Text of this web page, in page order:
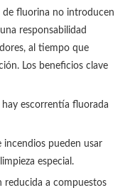
de fluorina no introducen
responsabilidad
al tiempo que
Los beneficios clave
hay escorrentía fluorada
incendios pueden usar
especial.
reducida a compuestos